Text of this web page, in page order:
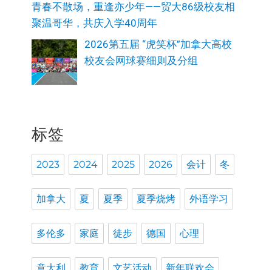
青春不散场，重逢亦少年——贸大86级校友相
聚温哥华，共庆入学40周年
2026第五届 “虎笑杯”加拿大高校
校友会网球赛细则及分组
标签
2023 2024 2025 2026 会计 冬
加拿大 夏 夏季 夏季烧烤 外语学习
多伦多 家庭 徒步 德国 心理